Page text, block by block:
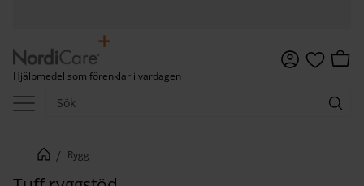
Hjälpmedel som förenklar i vardagen
Favoriter
Rygg